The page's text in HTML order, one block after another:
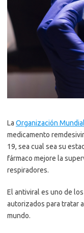
La Organización
medicamento
19, sea cual sea su
fármaco mejore la
respiradores.
El antiviral es uno de
autorizados para tratar
mundo.